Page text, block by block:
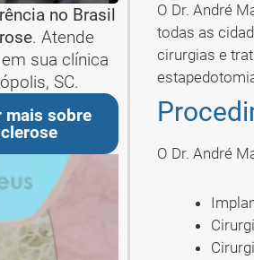
no Brasil
. Atende
sua clínica
SC.
mais sobre
O Dr. André
todas as
cirurgias e
O Dr. André